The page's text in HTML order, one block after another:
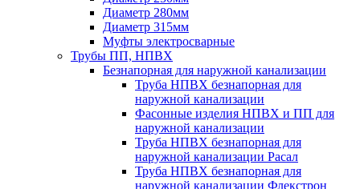
Диаметр 280мм
Диаметр 315мм
Муфты электросварные
Трубы ПП, НПВХ
Безнапорная для наружной канализации
Труба НПВХ безнапорная для
наружной канализации
Фасонные изделия НПВХ и ПП для
наружной канализации
Труба НПВХ безнапорная для
наружной канализации Расал
Труба НПВХ безнапорная для
наружной канализации Флекстрон